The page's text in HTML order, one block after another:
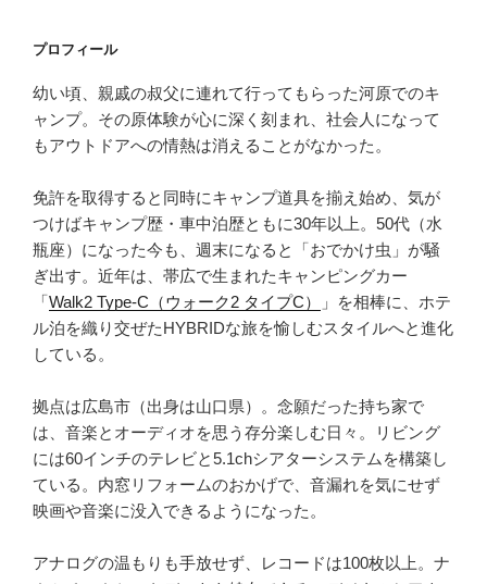
プロフィール
幼い頃、親戚の叔父に連れて行ってもらった河原でのキ
ャンプ。その原体験が心に深く刻まれ、社会人になって
もアウトドアへの情熱は消えることがなかった。
免許を取得すると同時にキャンプ道具を揃え始め、気が
つけばキャンプ歴・車中泊歴ともに30年以上。50代（水
瓶座）になった今も、週末になると「おでかけ虫」が騒
ぎ出す。近年は、帯広で生まれたキャンピングカー
「Walk2 Type‑C（ウォーク2 タイプC）
」を相棒に、ホテ
ル泊を織り交ぜたHYBRIDな旅を愉しむスタイルへと進化
している。
拠点は広島市（出身は山口県）。念願だった持ち家で
は、音楽とオーディオを思う存分楽しむ日々。リビング
には60インチのテレビと5.1chシアターシステムを構築し
ている。内窓リフォームのおかげで、音漏れを気にせず
映画や音楽に没入できるようになった。
アナログの温もりも手放せず、レコードは100枚以上。ナ